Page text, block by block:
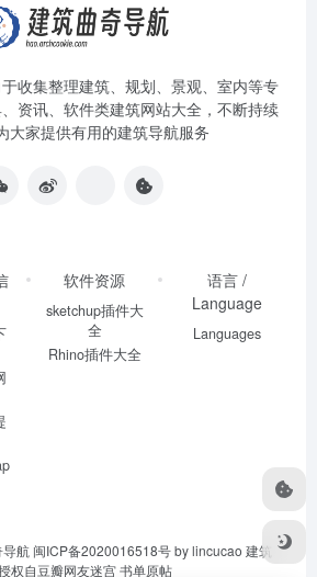
于收集整理建筑、规划、景观、室内等专
资讯、软件类建筑网站大全，不断持续
大家提供有用的建筑导航服务
软件资源
sketchup插件大
全
Rhino插件大全
语言 /
Language
Languages
航 闽ICP备2020016518号by lincucao 建筑
权自豆瓣网友迷宫书单原帖